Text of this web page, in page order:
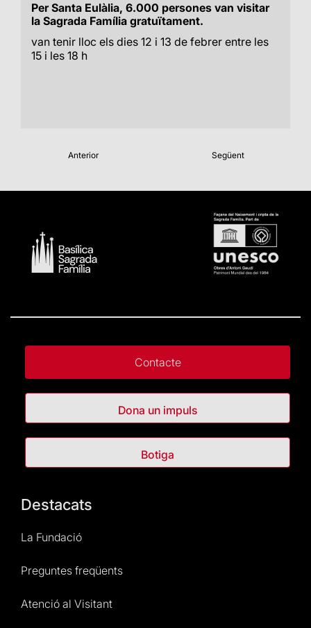
Per Santa Eulàlia, 6.000 persones van visitar
la Sagrada Família gratuïtament.
van tenir lloc els dies 12 i 13 de febrer entre les
15 i les 18 h
Anterior Següent
Contacte
Dona un impuls
Botiga
Destacats
La Fundació
Preguntes freqüents
Atenció al Visitant